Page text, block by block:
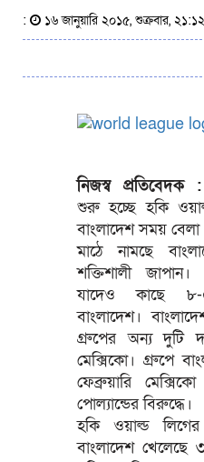
: ১৬ জানুয়ারি ২০১৫, শুক্রবার,
নিজস্ব প্রতিবেদক :
শুরু হচ্ছে হকি
বাংলাদেশ সময় বেলা
মাঠে নামছে
শক্তিশালী
যাদেও কাছে
বাংলাদেশ।
গ্রুপের অন্য দুটি
মেক্সিকো। গ্রুপে
ফেব্রুয়ারি
পোল্যান্ডের বিরুদ্ধে।
হকি ওয়াল্ড লিগের
বাংলাদেশ খেলেছে